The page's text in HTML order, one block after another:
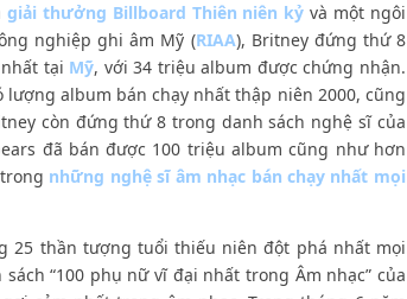
giải thưởng Billboard Thiên niên kỷ và một ngôi
nghiệp ghi âm Mỹ (RIAA), Britney đứng thứ 8
tại Mỹ, với 34 triệu album được chứng nhận.
album bán chạy nhất thập niên 2000, cũng
còn đứng thứ 8 trong danh sách nghệ sĩ của
đã bán được 100 triệu album cũng như hơn
những nghệ sĩ âm nhạc bán chạy nhất mọi
25 thần tượng tuổi thiếu niên đột phá nhất mọi
“100 phụ nữ vĩ đại nhất trong Âm nhạc” của